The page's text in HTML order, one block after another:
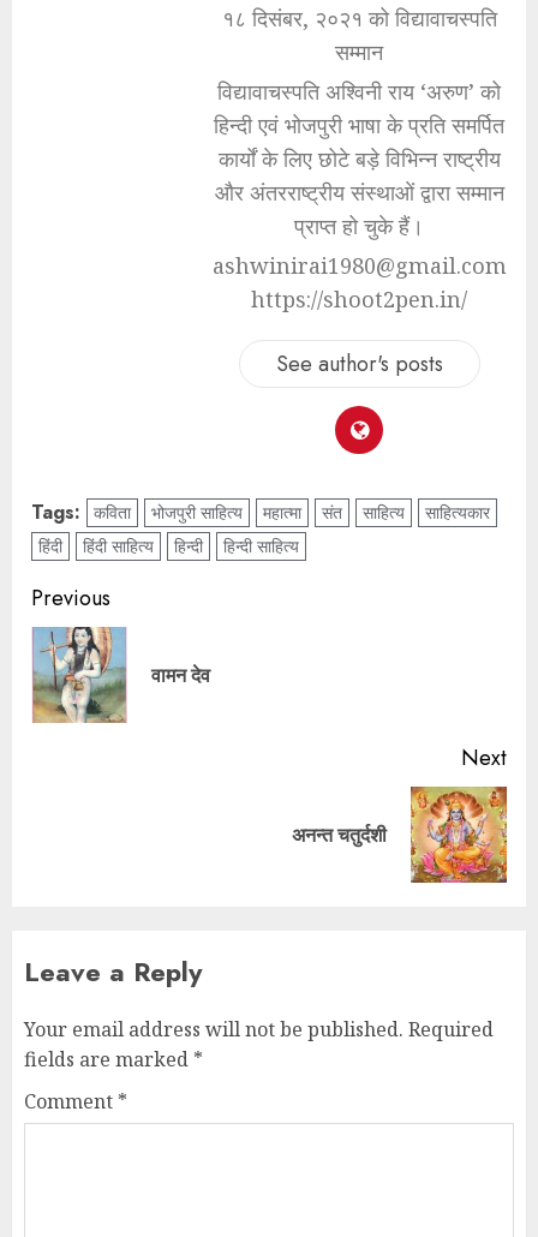
१८ दिसंबर, २०२१ को विद्यावाचस्पति
सम्मान
विद्यावाचस्पति अश्विनी राय ‘अरुण’ को
हिन्दी एवं भोजपुरी भाषा के प्रति समर्पित
कार्यों के लिए छोटे बड़े विभिन्न राष्ट्रीय
और अंतरराष्ट्रीय संस्थाओं द्वारा सम्मान
प्राप्त हो चुके हैं।
ashwinirai1980@gmail.com
https://shoot2pen.in/
See author's posts
Tags: कविता भोजपुरी साहित्य महात्मा संत साहित्य
साहित्यकार
हिंदी
हिंदी साहित्य हिन्दी हिन्दी साहित्य
Previous
वामन देव
Next
अनन्त चतुर्दशी
Leave a Reply
Your email address will not be published. Required
fields are marked *
Comment *